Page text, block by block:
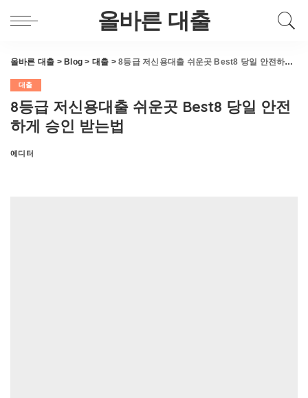
올바른 대출
올바른 대출 > Blog > 대출 >8등급 저신용대출 쉬운곳 Best8 당일 안전하게 승인 받는법
대출
8등급 저신용대출 쉬운곳 Best8 당일 안전
하게 승인 받는법
Posted
에디터